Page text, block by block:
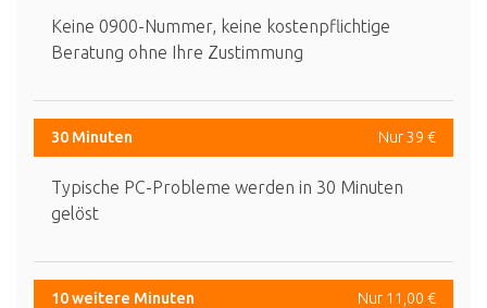
Keine 0900-Nummer, keine kostenpflichtige
Beratung ohne Ihre Zustimmung
30 Minuten Nur 39 €
Typische PC-Probleme werden in 30 Minuten
gelöst
10 weitere Minuten Nur 11,00 €